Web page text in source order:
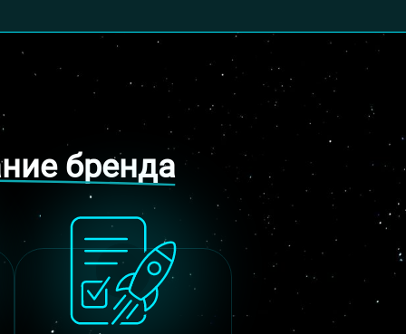
бренда